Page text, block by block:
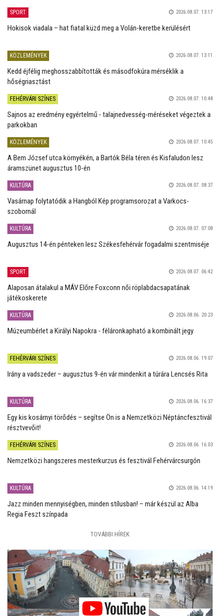
SPORT 2026.08.07. 13:17
Hokisok viadala – hat fiatal küzd meg a Volán-keretbe kerülésért
KÖZLEMÉNYEK 2026.08.07. 13:11
Kedd éjfélig meghosszabbították és másodfokúra mérséklik a
hőségriasztást
FEHÉRVÁRI SZÍNES 2026.08.07. 10:48
Sajnos az eredmény egyértelmű - talajnedvesség-méréseket végeztek a
parkokban
KÖZLEMÉNYEK 2026.08.07. 10:45
A Bem József utca környékén, a Bartók Béla téren és Kisfaludon lesz
áramszünet augusztus 10-én
KULTÚRA 2026.08.07. 08:37
Vasárnap folytatódik a Hangból Kép programsorozat a Varkocs-
szobornál
KULTÚRA 2026.08.07. 07:08
Augusztus 14-én pénteken lesz Székesfehérvár fogadalmi szentmiséje
SPORT 2026.08.07. 06:42
Alaposan átalakul a MÁV Előre Foxconn női röplabdacsapatának
játékoskerete
KULTÚRA 2026.08.06. 20:23
Múzeumbérlet a Királyi Napokra - féláronkapható a kombinált jegy
FEHÉRVÁRI SZÍNES 2026.08.06. 19:07
Irány a vadszeder – augusztus 9-én vár mindenkit a túrára Lencsés Rita
KULTÚRA 2026.08.06. 16:37
Egy kis kosárnyi törődés – segítse Ön is a Nemzetközi Néptáncfesztivál
résztvevőit!
FEHÉRVÁRI SZÍNES 2026.08.06. 16:03
Nemzetközi hangszeres mesterkurzus és fesztivál Fehérvárcsurgón
KULTÚRA 2026.08.06. 14:19
Jazz minden mennyiségben, minden stílusban! – már készül az Alba
Regia Feszt színpada
TOVÁBBI HÍREK